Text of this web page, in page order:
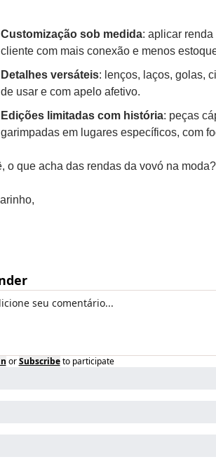
Customização sob medida: aplicar
cliente com mais conexão e menos
Detalhes versáteis: lenços, laços, golas,
de usar e com apelo afetivo.
Edições limitadas com história: peças
garimpadas em lugares específicos, com
o que acha das rendas da vovó na moda?
or Subscribe to participate